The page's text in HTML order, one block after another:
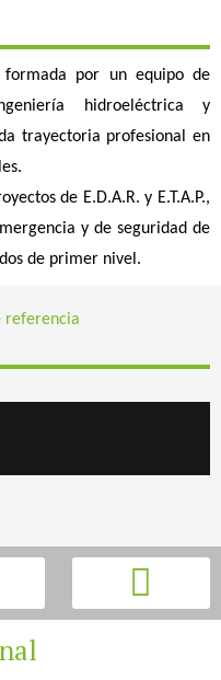
formada por un equipo de
hidroeléctrica y
trayectoria profesional en
de E.D.A.R. y E.T.A.P.,
y de seguridad de
de primer nivel.
referencia